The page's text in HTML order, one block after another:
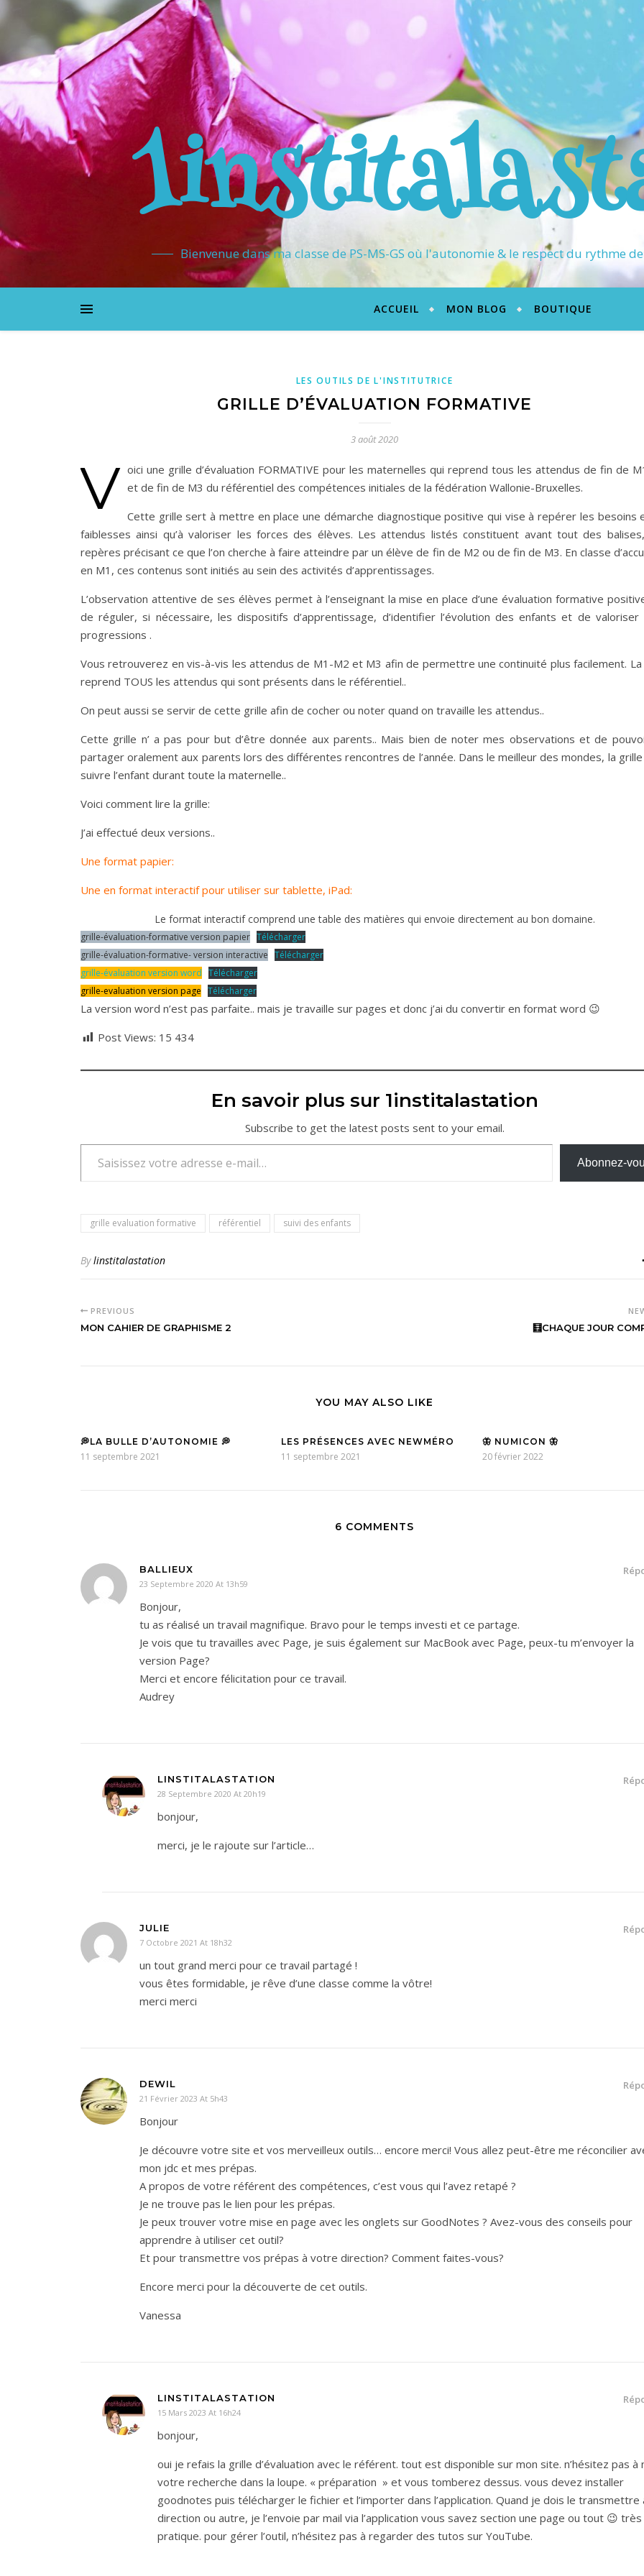
Bienvenue dans ma classe de PS-MS-GS où l'autonomie & le respect du rythme
ACCUEIL MON BLOG BOUTIQUE
LES OUTILS DE L'INSTITUTRICE
GRILLE D’ÉVALUATION FORMATIVE
3 août 2020
V oici une grille d’évaluation FORMATIVE pour les maternelles qui reprend tous les attendus de fin de
et de fin de M3 du référentiel des compétences initiales de la fédération Wallonie-Bruxelles.
Cette grille sert à mettre en place une démarche diagnostique positive qui vise à repérer les besoins
faiblesses ainsi qu’à valoriser les forces des élèves. Les attendus listés constituent avant tout des
repères précisant ce que l’on cherche à faire atteindre par un élève de fin de M2 ou de fin de M3. En classe
en M1, ces contenus sont initiés au sein des activités d’apprentissages.
L’observation attentive de ses élèves permet à l’enseignant la mise en place d’une évaluation formative
de réguler, si nécessaire, les dispositifs d’apprentissage, d’identifier l’évolution des enfants et de valoriser
progressions .
Vous retrouverez en vis-à-vis les attendus de M1-M2 et M3 afin de permettre une continuité plus facilement.
reprend TOUS les attendus qui sont présents dans le référentiel..
On peut aussi se servir de cette grille afin de cocher ou noter quand on travaille les attendus..
Cette grille n’ a pas pour but d’être donnée aux parents.. Mais bien de noter mes observations et de
partager oralement aux parents lors des différentes rencontres de l’année. Dans le meilleur des mondes, la
suivre l’enfant durant toute la maternelle..
Voici comment lire la grille:
J’ai effectué deux versions..
Une format papier:
Une en format interactif pour utiliser sur tablette, iPad:
Le format interactif comprend une table des matières qui envoie directement au bon domaine.
grille-évaluation-formative version papier Télécharger
grille-évaluation-formative- version interactive Télécharger
grille-évaluation version word Télécharger
grille-evaluation version page Télécharger
La version word n’est pas parfaite.. mais je travaille sur pages et donc j’ai du convertir en format word 😉
Post Views: 15 434
En savoir plus sur 1institalastation
Subscribe to get the latest posts sent to your email.
Saisissez votre adresse e-mail…
Abonnez-
grille evaluation formative référentiel suivi des enfants
Bylinstitalastation
PREVIOUS
MON CAHIER DE GRAPHISME 2 🧮CHAQUE JOUR
YOU MAY ALSO LIKE
💭LA BULLE D’AUTONOMIE 💭
11 septembre 2021
LES PRÉSENCES AVEC NEWMÉRO
11 septembre 2021
🦋 NUMICON 🦋
20 février 2022
6 COMMENTS
BALLIEUX
23 Septembre 2020 At 13h59
Bonjour,
tu as réalisé un travail magnifique. Bravo pour le temps investi et ce partage.
Je vois que tu travailles avec Page, je suis également sur MacBook avec Page, peux-tu m’envoyer la
version Page?
Merci et encore félicitation pour ce travail.
Audrey
LINSTITALASTATION
28 Septembre 2020 At 20h19
bonjour,
merci, je le rajoute sur l’article…
JULIE
7 Octobre 2021 At 18h32
un tout grand merci pour ce travail partagé !
vous êtes formidable, je rêve d’une classe comme la vôtre!
merci merci
DEWIL
21 Février 2023 At 5h43
Bonjour
Je découvre votre site et vos merveilleux outils… encore merci! Vous allez peut-être me réconcilier
mon jdc et mes prépas.
A propos de votre référent des compétences, c’est vous qui l’avez retapé ?
Je ne trouve pas le lien pour les prépas.
Je peux trouver votre mise en page avec les onglets sur GoodNotes ? Avez-vous des conseils pour
apprendre à utiliser cet outil?
Et pour transmettre vos prépas à votre direction? Comment faites-vous?
Encore merci pour la découverte de cet outils.
Vanessa
LINSTITALASTATION
15 Mars 2023 At 16h24
bonjour,
oui je refais la grille d’évaluation avec le référent. tout est disponible sur mon site. n’hésitez pas à
votre recherche dans la loupe. « préparation » et vous tomberez dessus. vous devez installer
goodnotes puis télécharger le fichier et l’importer dans l’application. Quand je dois le transmettre
direction ou autre, je l’envoie par mail via l’application vous savez section une page ou tout 😉 très
pratique. pour gérer l’outil, n’hésitez pas à regarder des tutos sur YouTube.